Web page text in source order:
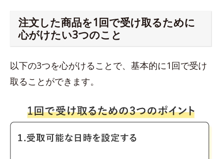
注文した商品を1回で受け取るために
心がけたい3つのこと
以下の3つを心がけることで、基本的に1回で受け
取ることができます。